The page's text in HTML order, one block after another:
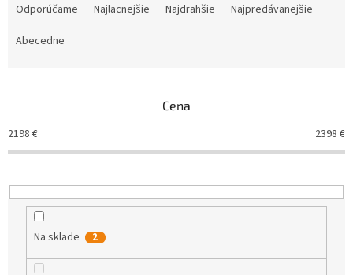
r
o
u
k
Odporúčame Najlacnejšie Najdrahšie
Najpredávanejšie
Abecedne
Cena
2198 € 2398 €
Na sklade 2